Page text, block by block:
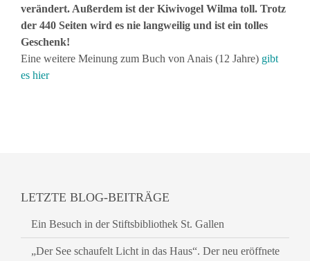
verändert. Außerdem ist der Kiwivogel Wilma toll. Trotz
der 440 Seiten wird es nie langweilig und ist ein tolles
Geschenk!
Eine weitere Meinung zum Buch von Anais (12 Jahre) gibt
es hier
LETZTE BLOG-BEITRÄGE
Ein Besuch in der Stiftsbibliothek St. Gallen
„Der See schaufelt Licht in das Haus“. Der neu eröffnete